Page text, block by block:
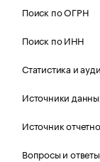
Поиск по ОГРН
Поиск по ИНН
Статистика и
Источники
Источник
Вопросы и ответы